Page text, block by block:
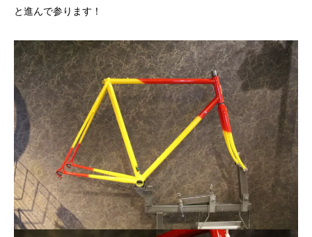
と進んで参ります！